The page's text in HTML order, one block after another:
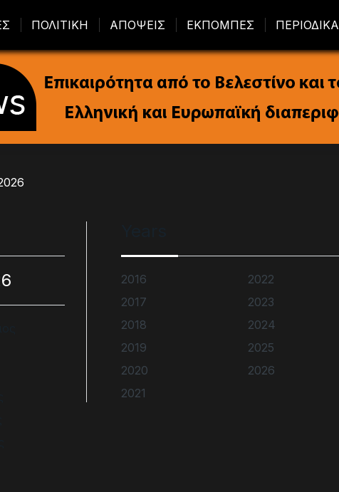
ΠΟΛΙΤΙΚΗ ΑΠΟΨΕΙΣ ΕΚΠΟΜΠΕΣ ΠΕΡΙΟΔΙΚΑ
2016
2017
2018
2019
2020
2021
2022
2023
2024
2025
2026